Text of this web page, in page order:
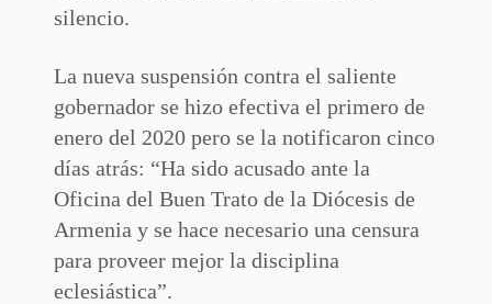
silencio.
La nueva suspensión contra el saliente
gobernador se hizo efectiva el primero de
enero del 2020 pero se la notificaron cinco
días atrás: “Ha sido acusado ante la
Oficina del Buen Trato de la Diócesis de
Armenia y se hace necesario una censura
para proveer mejor la disciplina
eclesiástica”.